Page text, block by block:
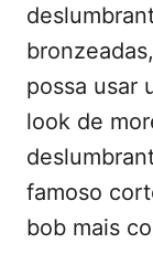
possa usar
look de
famoso
bob mais